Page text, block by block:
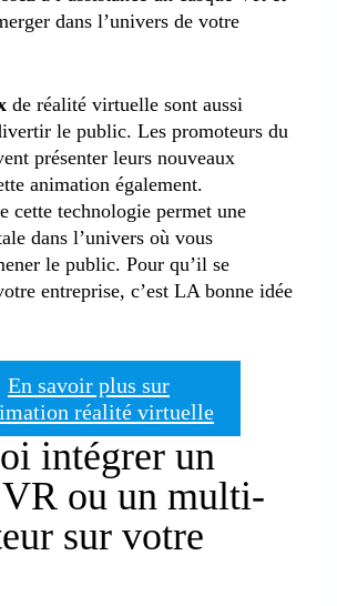
dans l’univers de votre
de réalité virtuelle sont aussi
le public. Les promoteurs du
présenter leurs nouveaux
animation également.
cette technologie permet une
dans l’univers où vous
le public. Pour qu’il se
entreprise, c’est LA bonne idée
En savoir plus sur
réalité virtuelle
intégrer un
VR ou un multi-
sur votre